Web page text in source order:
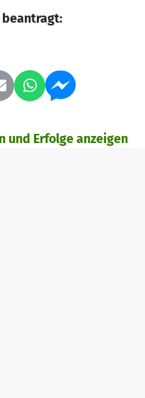
beantragt:
und Erfolge anzeigen